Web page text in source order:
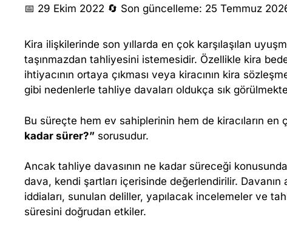
K
I
R
C
I
Ç
📅 29 Ekim 2022 🔄 Son güncelleme: 25 Temmuz
Kira ilişkilerinde son yıllarda en çok karşılaşılan
taşınmazdan tahliyesini istemesidir. Özellikle kira
ihtiyacının ortaya çıkması veya kiracının kira
gibi nedenlerle tahliye davaları oldukça sık
Bu süreçte hem ev sahiplerinin hem de kiracıların en
kadar sürer?” sorusudur.
Ancak tahliye davasının ne kadar süreceği
dava, kendi şartları içerisinde değerlendirilir. Davanın
iddiaları, sunulan deliller, yapılacak incelemeler ve
süresini doğrudan etkiler.